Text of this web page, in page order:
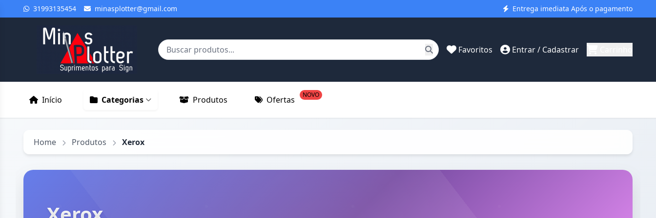
31993135454 minasplotter@gmail.com Entrega imediata Após o pagamento
Favoritos Entrar / Cadastrar
Início Categorias Produtos Ofertas NOVO
Home Produtos Xerox